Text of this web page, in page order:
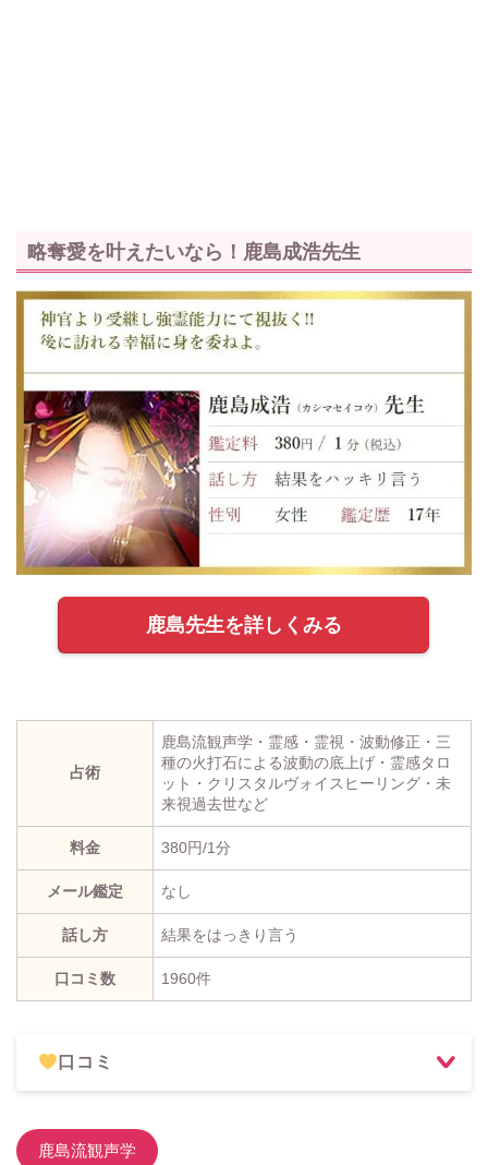
略奪愛を叶えたいなら！鹿島成浩先生
鹿島先生を詳しくみる
占術
鹿島流観声学・霊感・霊視・波動修正・三
種の火打石による波動の底上げ・霊感タロ
ット・クリスタルヴォイスヒーリング・未
来視過去世など
料金 380円/1分
メール鑑定 なし
話し方 結果をはっきり言う
口コミ数 1960件
口コミ
鹿島流観声学